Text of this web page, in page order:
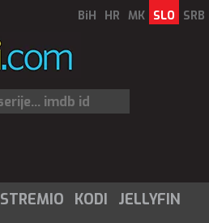
BiH HR MK SLO SRB
STREMIO KODI
JELLYFIN